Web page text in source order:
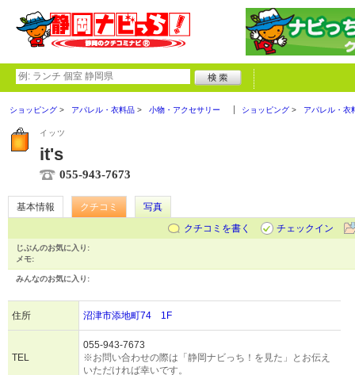
ショッピング アパレル・衣料品 小物・アクセサリー ショッピング アパレル・衣
イッツ
it's
055-943-7673
基本情報 クチコミ
写真
クチコミを書く
チェックイン
じぶんのお気に入り:
メモ:
みんなのお気に入り:
住所 沼津市添地町74 1F
TEL
055-943-7673
※お問い合わせの際は「静岡ナビっち！を見た」とお伝え
いただければ幸いです。